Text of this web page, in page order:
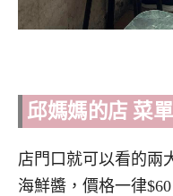
邱媽媽的店 菜
店門口就可以看的兩
海鮮醬，價格一律$60